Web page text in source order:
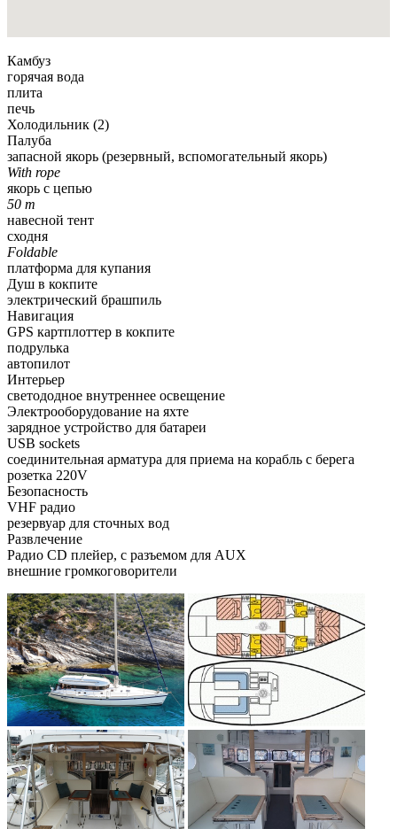
Камбуз
горячая вода
плита
печь
Холодильник (2)
Палуба
запасной якорь (резервный, вспомогательный якорь)
With rope
якорь с цепью
50 m
навесной тент
сходня
Foldable
платформа для купания
Душ в кокпите
электрический брашпиль
Навигация
GPS картплоттер в кокпите
подрулька
автопилот
Интерьер
светододное внутреннее освещение
Электрооборудование на яхте
зарядное устройство для батареи
USB sockets
соединительная арматура для приема на корабль с берега
розетка 220V
Безопасность
VHF радио
резервуар для сточных вод
Развлечение
Радио CD плейер, c разъемом для AUX
внешние громкоговорители